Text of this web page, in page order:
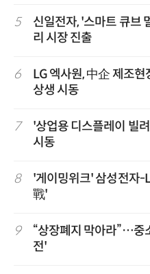
5
신일전자, '스마트 큐브
리 시장 진출
6
LG 엑사원, 中企 제조
상생 시동
7
'상업용 디스플레이 빌
시동
8
'게이밍위크' 삼성전자-
戰'
9
“상장폐지 막아라”…중
전'